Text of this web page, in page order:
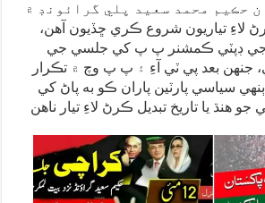
حڪيم محمد سعيد پلي گرائونڊ ۾
لاءِ تياريون شروع ڪري ڇڏيون آهن،
جي ڊپٽي ڪمشنر پ پ کي جلسي جي
جنهن بعد پي ٽي آءِ ۽ پ پ وچ ۾ تڪرار
ٻنهي سياسي پارٽين پاران ڪو به پاڻ کي